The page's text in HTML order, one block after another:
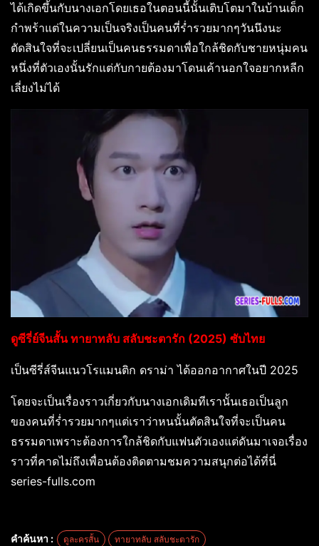
ได้เกิดขึ้นกับนางเอกโดยเธอในตอนนี้นั้นเติบโตมาในบ้านเด็ก
กำพร้าแต่ในความเป็นจริงเป็นคนที่ร่ำรวยมากๆวันนึงนะ
ตัดสินใจที่จะเปลี่ยนเป็นคนธรรมดาเพื่อใกล้ชิดกับชายหนุ่มคน
หนึ่งที่ตัวเองนั้นรักแต่กับกายต้องมาโดนเค้านอกใจอยากหลีก
เลี่ยงไม่ได้
ดูซีรี่ย์จีนสั้น ทายาทลับ สลับชะตารัก (2025) ซับไทย
เป็นซีรี่ส์จีนแนวโรแมนติก ดราม่า ได้ออกอากาศในปี 2025
โดยจะเป็นเรื่องราวเกี่ยวกับนางเอกเดิมทีเรานั้นเธอเป็นลูก
ของคนที่ร่ำรวยมากๆแต่เราว่าหนนั้นตัดสินใจที่จะเป็นคน
ธรรมดาเพราะต้องการใกล้ชิดกับแฟนตัวเองแต่ดันมาเจอเรื่อง
ราวที่คาดไม่ถึงเพื่อนต้องติดตามชมความสนุกต่อได้ที่นี่
series-fulls.com
คำค้นหา : ดูละครสั้น ทายาทลับ สลับชะตารัก